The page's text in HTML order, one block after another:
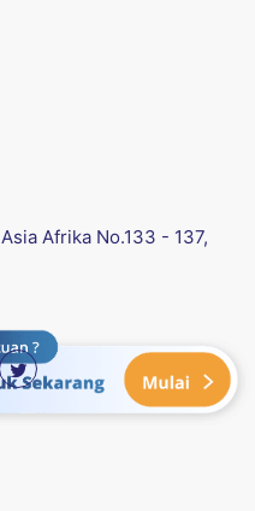
Afrika No.133 - 137,